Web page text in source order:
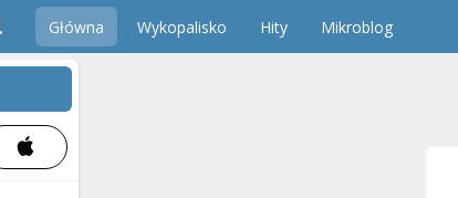
Główna Wykopalisko Hity Mikroblog